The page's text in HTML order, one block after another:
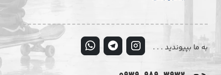
به ما بپیوندید . . .